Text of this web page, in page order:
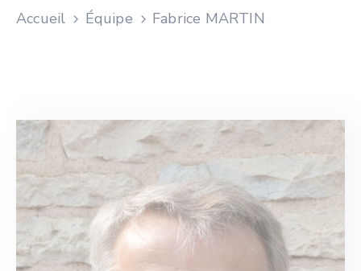
Mes Activités
Accueil Équipe Fabrice MARTIN